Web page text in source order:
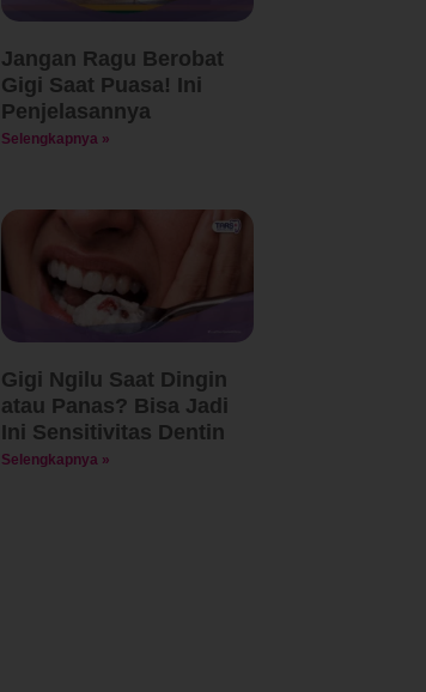
Jangan Ragu Berobat
Gigi Saat Puasa! Ini
Penjelasannya
Selengkapnya »
Gigi Ngilu Saat Dingin
atau Panas? Bisa Jadi
Ini Sensitivitas Dentin
Selengkapnya »